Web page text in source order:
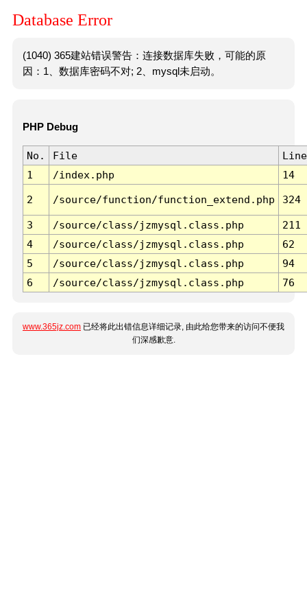
Database Error
(1040) 365建站错误警告：连接数据库失败，可能的原
因：1、数据库密码不对; 2、mysql未启动。
PHP Debug
No. File
Line
1
/index.php 14
2 /source/function/function_extend.php 324
3 /source/class/jzmysql.class.php
211
4
/source/class/jzmysql.class.php
62
5
/source/class/jzmysql.class.php
94
6
/source/class/jzmysql.class.php 76
www.365jz.com 已经将此出错信息详细记录, 由此给您带来的访问不便我
们深感歉意.